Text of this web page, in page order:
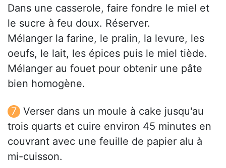
Dans une casserole, faire fondre le miel et
le sucre à feu doux. Réserver.
Mélanger la farine, le pralin, la levure, les
oeufs, le lait, les épices puis le miel tiède.
Mélanger au fouet pour obtenir une pâte
bien homogène.
Verser dans un moule à cake jusqu'au
trois quarts et cuire environ 45 minutes en
couvrant avec une feuille de papier alu à
mi-cuisson.